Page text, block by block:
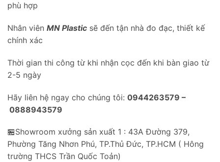
phù hợp
Nhân viên MN Plastic sẽ đến tận nhà đo đạc, thiết kế
chính xác
Thời gian thi công từ khi nhận cọc đến khi bàn giao từ
2-5 ngày
Hãy liên hệ ngay cho chúng tôi: 0944263579 –
0888943579
🏪Showroom xưởng sản xuất 1 : 43A Đường 379,
Phường Tăng Nhơn Phú, TP.Thủ Đức, TP.HCM ( Hông
trường THCS Trần Quốc Toản)